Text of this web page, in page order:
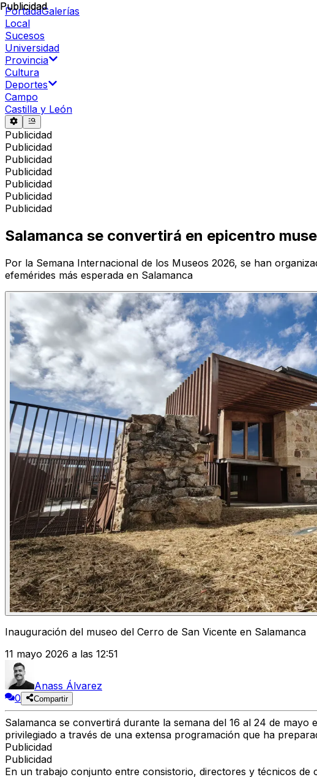
PortadaGalerías
Local
Sucesos
Universidad
Provincia
Cultura
Deportes
Campo
Castilla y León
Publicidad
Publicidad
Publicidad
Publicidad
Publicidad
Publicidad
Publicidad
Publicidad
Salamanca se convertirá en epicentro
Por la Semana Internacional de los Museos 2026, se han
efemérides más esperada en Salamanca
Inauguración del museo del Cerro de San Vicente en Salamanca
11 mayo 2026 a las 12:51
Anass Álvarez
0
Compartir
Salamanca se convertirá durante la semana del 16 al 24 de
privilegiado a través de una extensa programación que ha
Publicidad
Publicidad
En un trabajo conjunto entre consistorio, directores y técnicos
Publicidad